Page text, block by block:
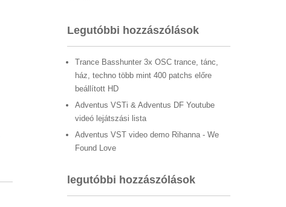
Legutóbbi hozzászólások
Trance Basshunter 3x OSC trance, tánc,
ház, techno több mint 400 patchs előre
beállított HD
Adventus VSTi & Adventus DF Youtube
videó lejátszási lista
Adventus VST video demo Rihanna - We
Found Love
legutóbbi hozzászólások